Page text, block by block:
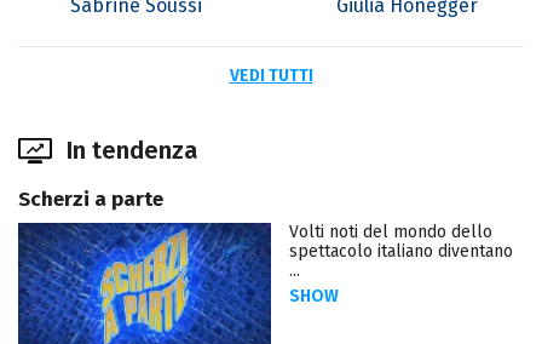
Sabrine Soussi Giulia Honegger
VEDI TUTTI
In tendenza
Scherzi a parte
Volti noti del mondo dello
spettacolo italiano diventano
...
SHOW